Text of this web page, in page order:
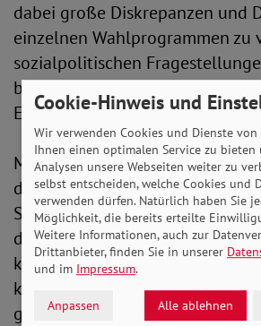
dabei große Diskrepanzen und
einzelnen Wahlprogrammen zu
sozialpolitischen
bieten daher für die politische
Expertise bei allen sozialen
Michaela Engelmeier nimmt die
die Verantwortung: „Kurz vor
SoVD in einer Civey-Umfrage
dass vielen die sozialen Themen
klar zu kurz gekommen sind.
künftigen Koalitionäre jetzt
geraderücken und sich mit den
Cookie-Hinweis und
Wir verwenden Cookies und Dienste
Ihnen einen optimalen Service zu bieten
Analysen unsere Webseiten weiter zu
selbst entscheiden, welche Cookies und
verwenden dürfen. Natürlich haben Sie
Möglichkeit, die bereits erteilte
Weitere Informationen, auch zur
Drittanbieter, finden Sie in unserer
und im Impressum.
Anpassen Alle ablehnen